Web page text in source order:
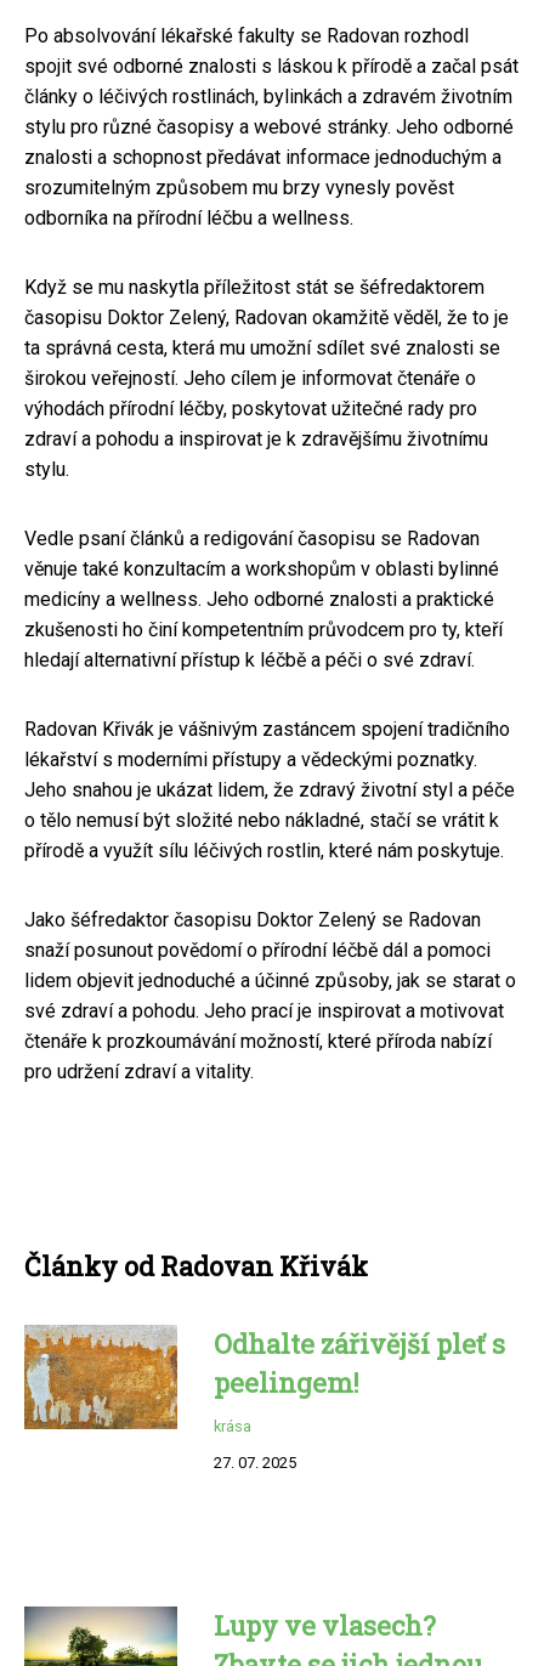
Po absolvování lékařské fakulty se Radovan rozhodl
spojit své odborné znalosti s láskou k přírodě a začal psát
články o léčivých rostlinách, bylinkách a zdravém životním
stylu pro různé časopisy a webové stránky. Jeho odborné
znalosti a schopnost předávat informace jednoduchým a
srozumitelným způsobem mu brzy vynesly pověst
odborníka na přírodní léčbu a wellness.
Když se mu naskytla příležitost stát se šéfredaktorem
časopisu Doktor Zelený, Radovan okamžitě věděl, že to je
ta správná cesta, která mu umožní sdílet své znalosti se
širokou veřejností. Jeho cílem je informovat čtenáře o
výhodách přírodní léčby, poskytovat užitečné rady pro
zdraví a pohodu a inspirovat je k zdravějšímu životnímu
stylu.
Vedle psaní článků a redigování časopisu se Radovan
věnuje také konzultacím a workshopům v oblasti bylinné
medicíny a wellness. Jeho odborné znalosti a praktické
zkušenosti ho činí kompetentním průvodcem pro ty, kteří
hledají alternativní přístup k léčbě a péči o své zdraví.
Radovan Křivák je vášnivým zastáncem spojení tradičního
lékařství s moderními přístupy a vědeckými poznatky.
Jeho snahou je ukázat lidem, že zdravý životní styl a péče
o tělo nemusí být složité nebo nákladné, stačí se vrátit k
přírodě a využít sílu léčivých rostlin, které nám poskytuje.
Jako šéfredaktor časopisu Doktor Zelený se Radovan
snaží posunout povědomí o přírodní léčbě dál a pomoci
lidem objevit jednoduché a účinné způsoby, jak se starat o
své zdraví a pohodu. Jeho prací je inspirovat a motivovat
čtenáře k prozkoumávání možností, které příroda nabízí
pro udržení zdraví a vitality.
Články od Radovan Křivák
Odhalte zářivější pleť s
peelingem!
krása
27. 07. 2025
Lupy ve vlasech?